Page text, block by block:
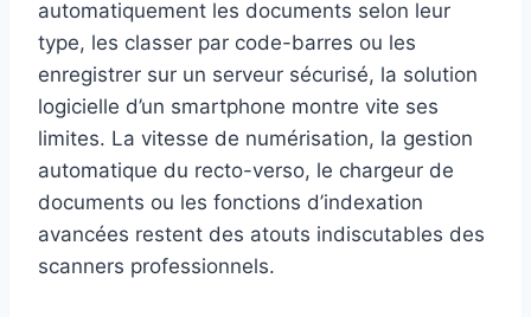
automatiquement les documents selon leur
type, les classer par code-barres ou les
enregistrer sur un serveur sécurisé, la solution
logicielle d’un smartphone montre vite ses
limites. La vitesse de numérisation, la gestion
automatique du recto-verso, le chargeur de
documents ou les fonctions d’indexation
avancées restent des atouts indiscutables des
scanners professionnels.